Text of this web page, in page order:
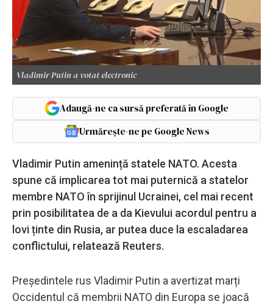
Vladimir Putin a votat electronic
Adaugă-ne ca sursă preferată în Google
Urmărește-ne pe Google News
Vladimir Putin amenință statele NATO. Acesta
spune că implicarea tot mai puternică a statelor
membre NATO în sprijinul Ucrainei, cel mai recent
prin posibilitatea de a da Kievului acordul pentru a
lovi ținte din Rusia, ar putea duce la escaladarea
conflictului, relatează Reuters.
Președintele rus Vladimir Putin a avertizat marți
Occidentul că membrii NATO din Europa se joacă